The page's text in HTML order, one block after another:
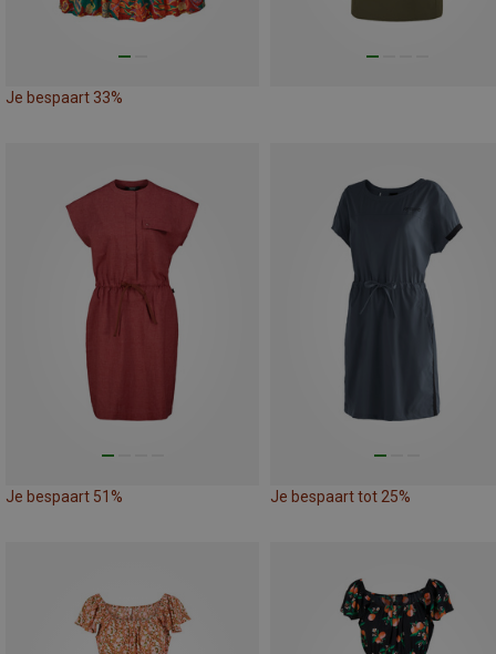
Je bespaart 33%
Je bespaart 51% Je bespaart tot 25%